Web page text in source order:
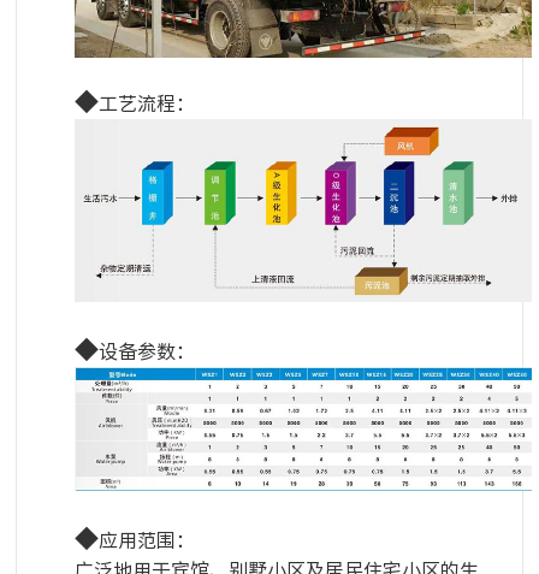
◆工艺流程 ：
◆设备参数：
◆应用范围：
广泛地用于宾馆、别墅小区及居民住宅小区的生